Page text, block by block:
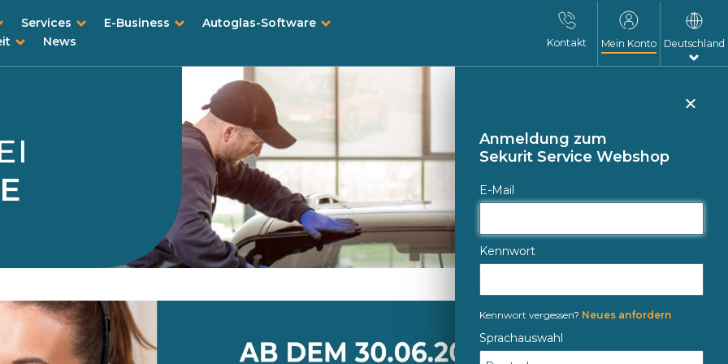
Services E-Business
Autoglas-Software
News Kontakt Mein Konto Deutschland
Anmeldung zum
Sekurit Service Webshop
E-Mail
Kennwort
Kennwort vergessen? Neues anfordern
Sprachauswahl